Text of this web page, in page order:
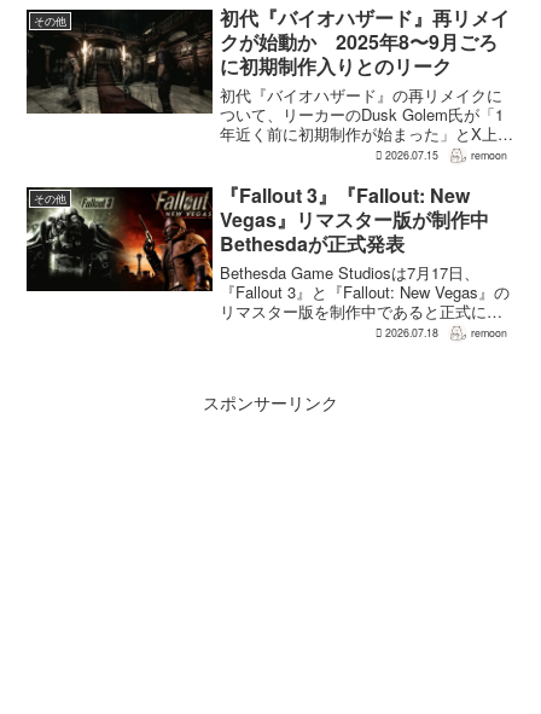
2億5500万本、約87％の減...
その他
初代『バイオハザード』再リメイ
クが始動か 2025年8〜9月ごろ
に初期制作入りとのリーク
初代『バイオハザード』の再リメイクに
ついて、リーカーのDusk Golem氏が「1
年近く前に初期制作が始まった」とX上で
述べた。同氏によれば、プリプロダクシ
本格制作へ移るのは『バイオハザード
RE:...
2026.07.15 remoon
その他
『Fallout 3』『Fallout: New
Vegas』リマスター版が制作中
Bethesdaが正式発表
Bethesda Game Studiosは7月17日、
『Fallout 3』と『Fallout: New Vegas』の
リマスター版を制作中であると正式に発
表した。同社は今後のプロジェクトを紹
2026.07.18 remoon
スポンサーリンク